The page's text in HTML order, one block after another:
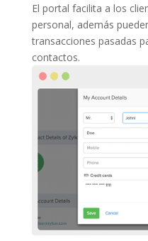
El portal facilita a los
personal, además
transacciones pasadas
contactos.